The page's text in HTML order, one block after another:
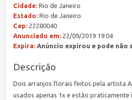
Cidade: Rio de Janeiro
Estado: Rio de Janeiro
Cep: 22280040
Anunciado em: 22/09/2019 19:04
Expira: Anúncio expirou e pode não
Descrição
Dois arranjos florais feitos pela artista
usados apenas 1x e estão praticamente